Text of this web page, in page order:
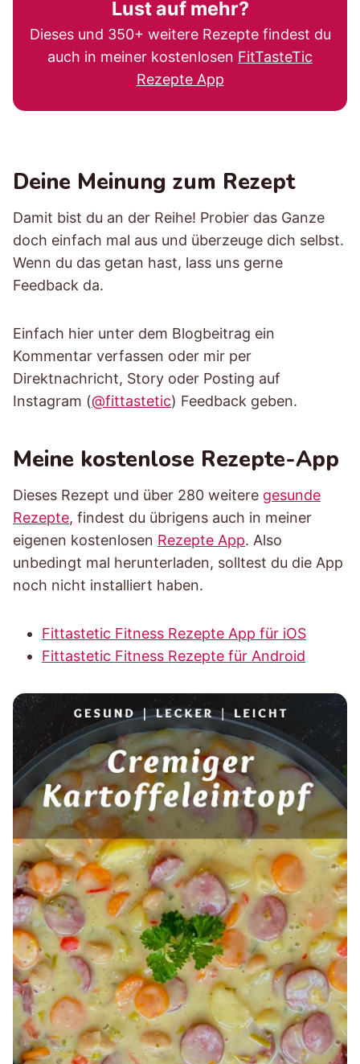
Lust auf mehr?
Dieses und 350+ weitere Rezepte findest du
auch in meiner kostenlosen FitTasteTic
Rezepte App
Deine Meinung zum Rezept
Damit bist du an der Reihe! Probier das Ganze
doch einfach mal aus und überzeuge dich selbst.
Wenn du das getan hast, lass uns gerne
Feedback da.
Einfach hier unter dem Blogbeitrag ein
Kommentar verfassen oder mir per
Direktnachricht, Story oder Posting auf
Instagram (@fittastetic) Feedback geben.
Meine kostenlose Rezepte-App
Dieses Rezept und über 280 weitere gesunde
Rezepte, findest du übrigens auch in meiner
eigenen kostenlosen Rezepte App. Also
unbedingt mal herunterladen, solltest du die App
noch nicht installiert haben.
Fittastetic Fitness Rezepte App für iOS
Fittastetic Fitness Rezepte für Android